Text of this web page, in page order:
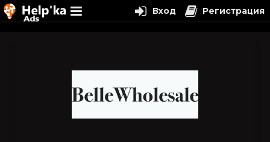
Вход Регистрация